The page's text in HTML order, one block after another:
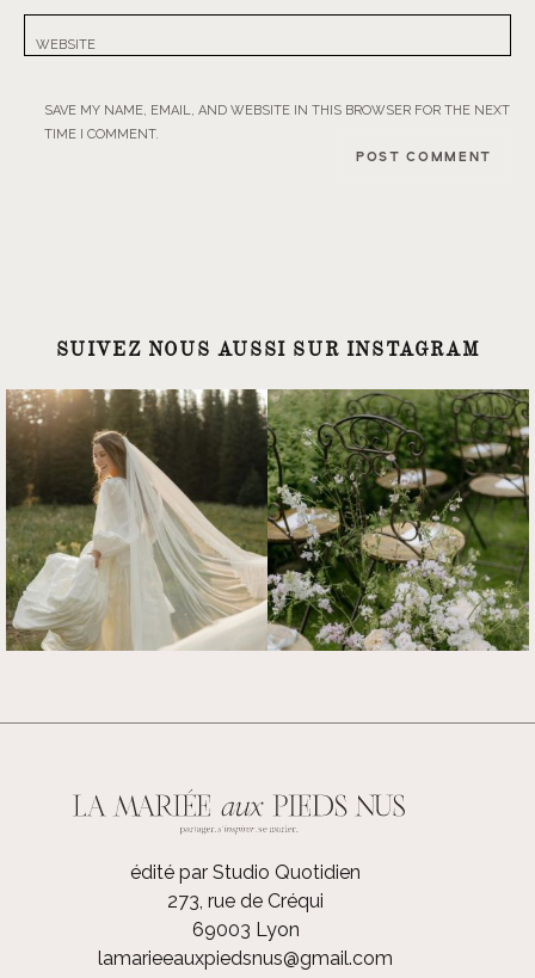
WEBSITE
SAVE MY NAME, EMAIL, AND WEBSITE IN THIS BROWSER FOR THE NEXT
TIME I COMMENT.
SUIVEZ NOUS AUSSI SUR INSTAGRAM
édité par Studio Quotidien
273, rue de Créqui
69003 Lyon
lamarieeauxpiedsnus@gmail.com